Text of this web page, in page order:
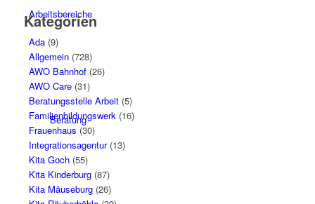
Arbeitsbereiche
Beratung
Kategorien
Ada(9)
Allgemein(728)
AWO Bahnhof(26)
AWO Care(31)
Beratungsstelle Arbeit(5)
Familienbildungswerk(16)
Frauenhaus (30)
Integrationsagentur(13)
Kita Goch(55)
Kita Kinderburg(87)
Kita Mäuseburg(26)